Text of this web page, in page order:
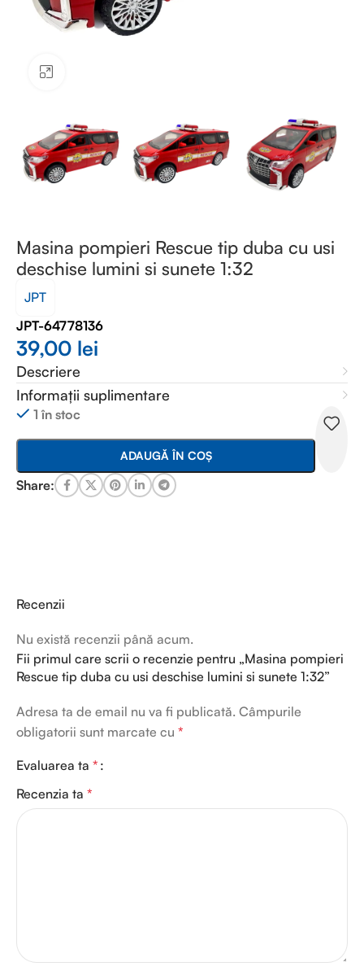
Masina pompieri Rescue tip duba cu usi
deschise lumini si sunete 1:32
JPT
JPT-64778136
39,00 lei
Descriere
Informații suplimentare
1 în stoc
ADAUGĂ ÎN COȘ
Share:
Recenzii
Nu există recenzii până acum.
Fii primul care scrii o recenzie pentru „Masina pompieri
Rescue tip duba cu usi deschise lumini si sunete 1:32”
Adresa ta de email nu va fi publicată. Câmpurile
obligatorii sunt marcate cu *
Evaluarea ta *
Recenzia ta *